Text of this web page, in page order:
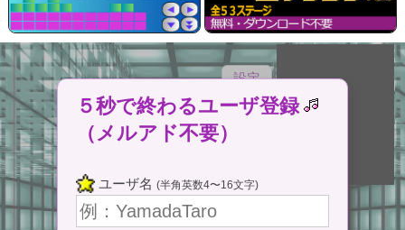
５秒で終わるユーザ登録
（メルアド不要）
ユーザ名 (半角英数4〜16文字)
設定
(Tap Here)